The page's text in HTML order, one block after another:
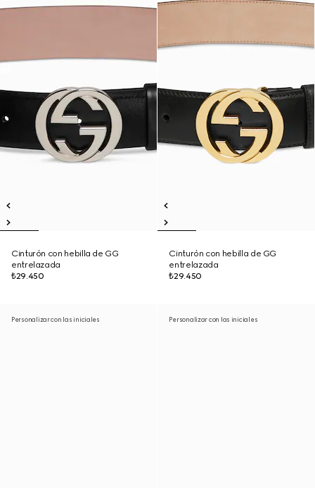
Cinturón con hebilla de GG
entrelazada
₺29.450
Cinturón con hebilla de GG
entrelazada
₺29.450
Personalizar con las iniciales Personalizar con las iniciales